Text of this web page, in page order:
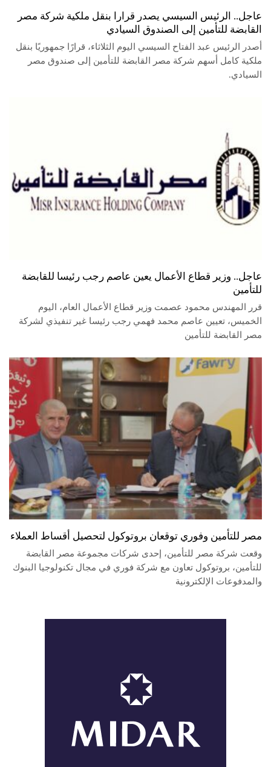
عاجل.. الرئيس السيسي يصدر قرارا بنقل ملكية شركة مصر
القابضة للتأمين إلى الصندوق السيادي
أصدر الرئيس عبد الفتاح السيسي اليوم الثلاثاء، قرارًا جمهوريًا بنقل
ملكية كامل أسهم شركة مصر القابضة للتأمين إلى صندوق مصر
السيادي.
عاجل.. وزير قطاع الأعمال يعين عاصم رجب رئيسا للقابضة
للتأمين
قرر المهندس محمود عصمت وزير قطاع الأعمال العام، اليوم
الخميس، تعيين عاصم محمد فهمي رجب رئيسا غير تنفيذي لشركة
مصر القابضة للتأمين
مصر للتأمين وفوري توقعان بروتوكول لتحصيل أقساط العملاء
وقعت شركة مصر للتأمين، إحدى شركات مجموعة مصر القابضة
للتأمين، بروتوكول تعاون مع شركة فوري في مجال تكنولوجيا البنوك
والمدفوعات الإلكترونية